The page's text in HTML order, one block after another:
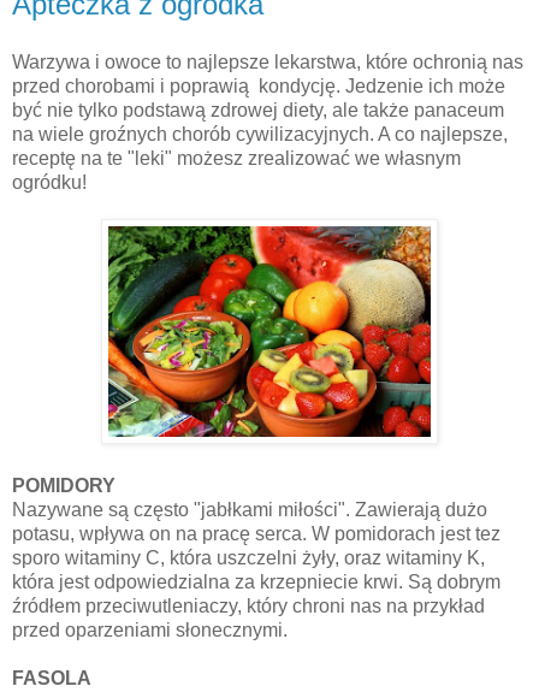
Warzywa i owoce to najlepsze lekarstwa, które ochronią nas
przed chorobami i poprawią kondycję. Jedzenie ich może
być nie tylko podstawą zdrowej diety, ale także panaceum
na wiele groźnych chorób cywilizacyjnych. A co najlepsze,
receptę na te "leki" możesz zrealizować we własnym
ogródku!
POMIDORY
Nazywane są często "jabłkami miłości". Zawierają dużo
potasu, wpływa on na pracę serca. W pomidorach jest tez
sporo witaminy C, która uszczelni żyły, oraz witaminy K,
która jest odpowiedzialna za krzepniecie krwi. Są dobrym
źródłem przeciwutleniaczy, który chroni nas na przykład
przed oparzeniami słonecznymi.
FASOLA